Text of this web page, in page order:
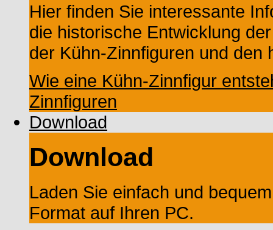
Hier finden Sie interessante
die historische Entwicklung
der Kühn-Zinnfiguren und den
Wie eine Kühn-Zinnfigur
Zinnfiguren
Download
Download
Laden Sie einfach und
Format auf Ihren PC.